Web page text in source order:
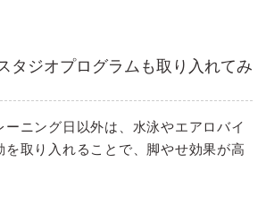
タジオプログラムも取り入れてみ
ーニング日以外は、水泳やエアロバイ
を取り入れることで、脚やせ効果が高